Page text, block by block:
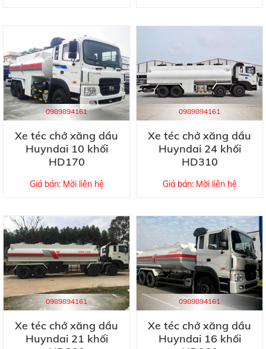
0989894161
Xe téc chở xăng dầu
Huyndai 10 khối
HD170
Giá bán: Mời liên hệ
0989894161
Xe téc chở xăng dầu
Huyndai 24 khối
HD310
Giá bán: Mời liên hệ
0989894161
Xe téc chở xăng dầu
Huyndai 21 khối
0989894161
Xe téc chở xăng dầu
Huyndai 16 khối